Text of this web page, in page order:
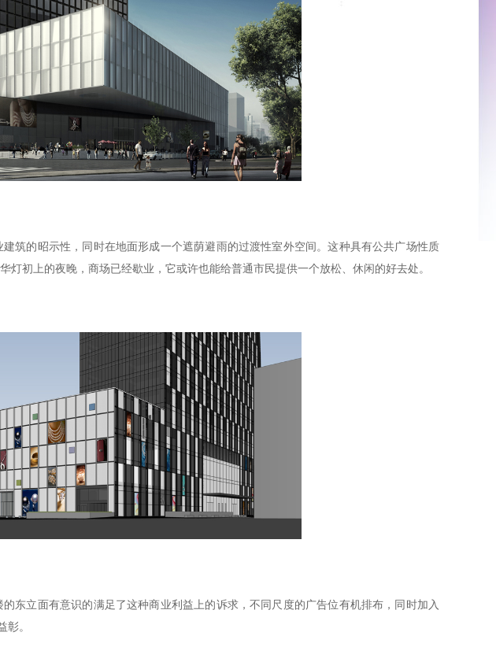
筑的昭示性，同时在地面形成一个遮荫避雨的过渡性室外空间。这种具有公共广场性质
初上的夜晚，商场已经歇业，它或许也能给普通市民提供一个放松、休闲的好去处。
东立面有意识的满足了这种商业利益上的诉求，不同尺度的广告位有机排布，同时加入
。